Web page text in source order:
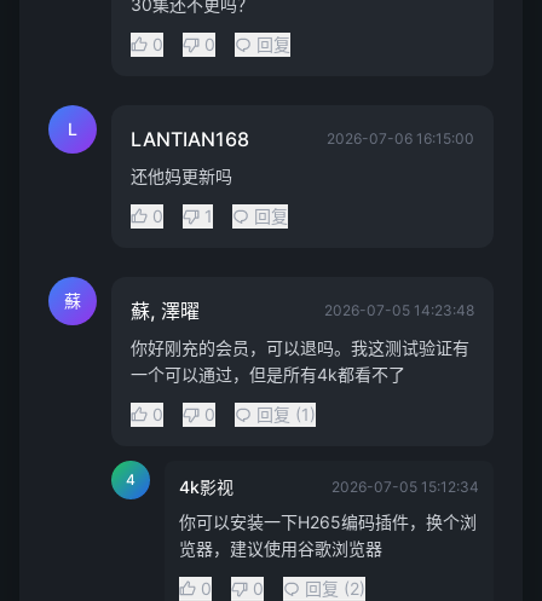
30集还不更吗？
0
0 回复
L LANTIAN168 2026-07-06 16:15:00
还他妈更新吗
0
1 回复
蘇 蘇, 澤曜 2026-07-05 14:23:48
你好刚充的会员，可以退吗。我这测试验证有
一个可以通过，但是所有4k都看不了
0
0 回复 (1)
4 4k影视 2026-07-05 15:12:34
你可以安装一下H265编码插件，换个浏
览器，建议使用谷歌浏览器
0
0 回复 (2)